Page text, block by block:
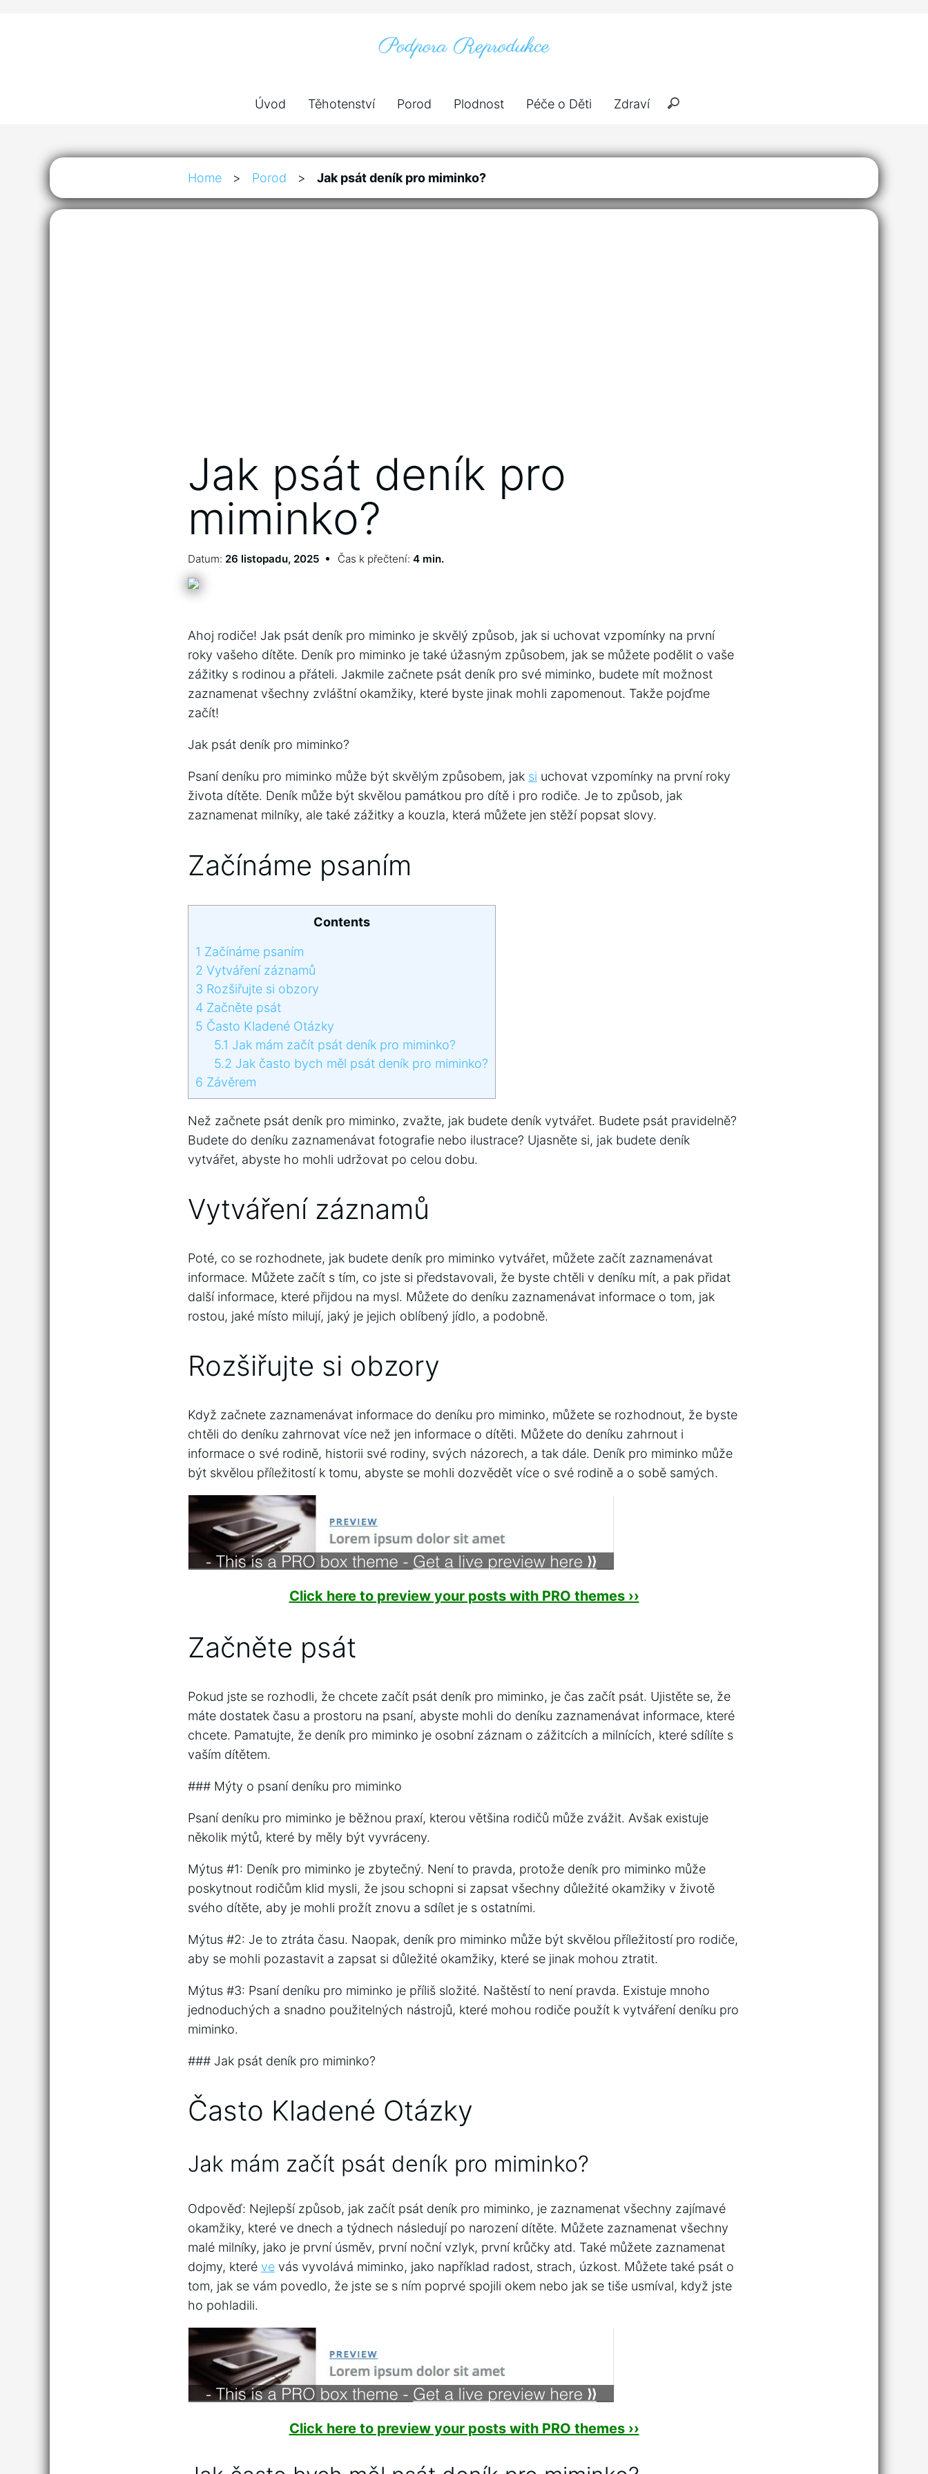
Úvod Těhotenství Porod Plodnost Péče o Děti Zdraví
Home > Porod > Jak psát deník pro miminko?
Jak psát deník pro
miminko?
Datum: 26 listopadu, 2025 Čas k přečtení: 4 min.
Ahoj rodiče! Jak psát deník pro miminko je skvělý způsob, jak si uchovat vzpomínky na první
roky vašeho dítěte. Deník pro miminko je také úžasným způsobem, jak se můžete podělit o vaše
zážitky s rodinou a přáteli. Jakmile začnete psát deník pro své miminko, budete mít možnost
zaznamenat všechny zvláštní okamžiky, které byste jinak mohli zapomenout. Takže pojďme
začít!
Jak psát deník pro miminko?
Psaní deníku pro miminko může být skvělým způsobem, jak si uchovat vzpomínky na první roky
života dítěte. Deník může být skvělou památkou pro dítě i pro rodiče. Je to způsob, jak
zaznamenat milníky, ale také zážitky a kouzla, která můžete jen stěží popsat slovy.
Začínáme psaním
Contents
1 Začínáme psaním
2 Vytváření záznamů
3 Rozšiřujte si obzory
4 Začněte psát
5 Často Kladené Otázky
5.1 Jak mám začít psát deník pro miminko?
5.2 Jak často bych měl psát deník pro miminko?
6 Závěrem
Než začnete psát deník pro miminko, zvažte, jak budete deník vytvářet. Budete psát pravidelně?
Budete do deníku zaznamenávat fotografie nebo ilustrace? Ujasněte si, jak budete deník
vytvářet, abyste ho mohli udržovat po celou dobu.
Vytváření záznamů
Poté, co se rozhodnete, jak budete deník pro miminko vytvářet, můžete začít zaznamenávat
informace. Můžete začít s tím, co jste si představovali, že byste chtěli v deníku mít, a pak přidat
další informace, které přijdou na mysl. Můžete do deníku zaznamenávat informace o tom, jak
rostou, jaké místo milují, jaký je jejich oblíbený jídlo, a podobně.
Rozšiřujte si obzory
Když začnete zaznamenávat informace do deníku pro miminko, můžete se rozhodnout, že byste
chtěli do deníku zahrnovat více než jen informace o dítěti. Můžete do deníku zahrnout i
informace o své rodině, historii své rodiny, svých názorech, a tak dále. Deník pro miminko může
být skvělou příležitostí k tomu, abyste se mohli dozvědět více o své rodině a o sobě samých.
Click here to preview your posts with PRO themes ››
Začněte psát
Pokud jste se rozhodli, že chcete začít psát deník pro miminko, je čas začít psát. Ujistěte se, že
máte dostatek času a prostoru na psaní, abyste mohli do deníku zaznamenávat informace, které
chcete. Pamatujte, že deník pro miminko je osobní záznam o zážitcích a milnících, které sdílíte s
vaším dítětem.
### Mýty o psaní deníku pro miminko
Psaní deníku pro miminko je běžnou praxí, kterou většina rodičů může zvážit. Avšak existuje
několik mýtů, které by měly být vyvráceny.
Mýtus #1: Deník pro miminko je zbytečný. Není to pravda, protože deník pro miminko může
poskytnout rodičům klid mysli, že jsou schopni si zapsat všechny důležité okamžiky v životě
svého dítěte, aby je mohli prožít znovu a sdílet je s ostatními.
Mýtus #2: Je to ztráta času. Naopak, deník pro miminko může být skvělou příležitostí pro rodiče,
aby se mohli pozastavit a zapsat si důležité okamžiky, které se jinak mohou ztratit.
Mýtus #3: Psaní deníku pro miminko je příliš složité. Naštěstí to není pravda. Existuje mnoho
jednoduchých a snadno použitelných nástrojů, které mohou rodiče použít k vytváření deníku pro
miminko.
### Jak psát deník pro miminko?
Často Kladené Otázky
Jak mám začít psát deník pro miminko?
Odpověď: Nejlepší způsob, jak začít psát deník pro miminko, je zaznamenat všechny zajímavé
okamžiky, které ve dnech a týdnech následují po narození dítěte. Můžete zaznamenat všechny
malé milníky, jako je první úsměv, první noční vzlyk, první krůčky atd. Také můžete zaznamenat
dojmy, které ve vás vyvolává miminko, jako například radost, strach, úzkost. Můžete také psát o
tom, jak se vám povedlo, že jste se s ním poprvé spojili okem nebo jak se tiše usmíval, když jste
ho pohladili.
Click here to preview your posts with PRO themes ››